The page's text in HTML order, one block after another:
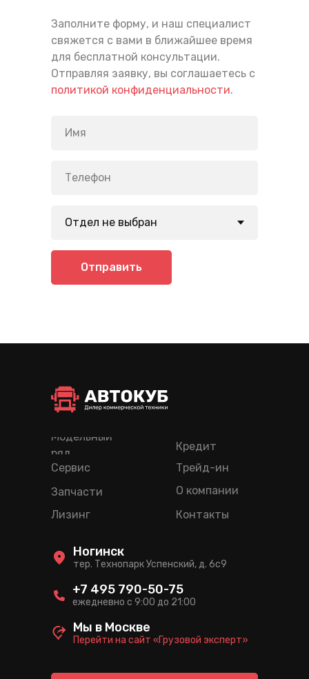
Заполните форму, и наш специалист
свяжется с вами в ближайшее время
для бесплатной консультации.
Отправляя заявку, вы соглашаетесь с
политикой конфиденциальности.
Отправить
Лизинг
Кредит
Трейд-ин
Модельный
ряд
Сервис
Запчасти
О компании
Контакты
тер. Технопарк Успенский, д. 6c9
Ногинск
ежедневно с 9:00 до 21:00
+7 495 790-50-75
Перейти на сайт «Грузовой эксперт»
Мы в Москве